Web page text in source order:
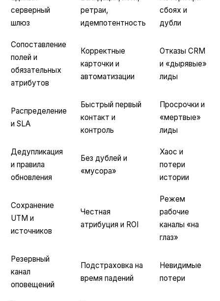
серверный
шлюз
ретраи,
идемпотентность
сбоях и
дубли
Сопоставление
полей и
обязательных
атрибутов
Корректные
карточки и
автоматизации
Отказы CRM
и «дырявые»
лиды
Распределение
и SLA
Быстрый первый
контакт и
контроль
Просрочки и
«мертвые»
лиды
Дедупликация
и правила
обновления
Без дублей и
«мусора»
Хаос и
потери
истории
Сохранение
UTM и
источников
Честная
атрибуция и ROI
Режем
рабочие
каналы «на
глаз»
Резервный
канал
оповещений
Подстраховка на
время падений
Невидимые
потери